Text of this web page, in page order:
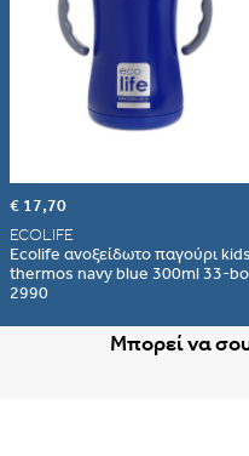
€ 17,70
ECOLIFE
Ecolife ανοξείδωτο παγούρι kids
thermos navy blue 300ml 33-
2990
Μπορεί να